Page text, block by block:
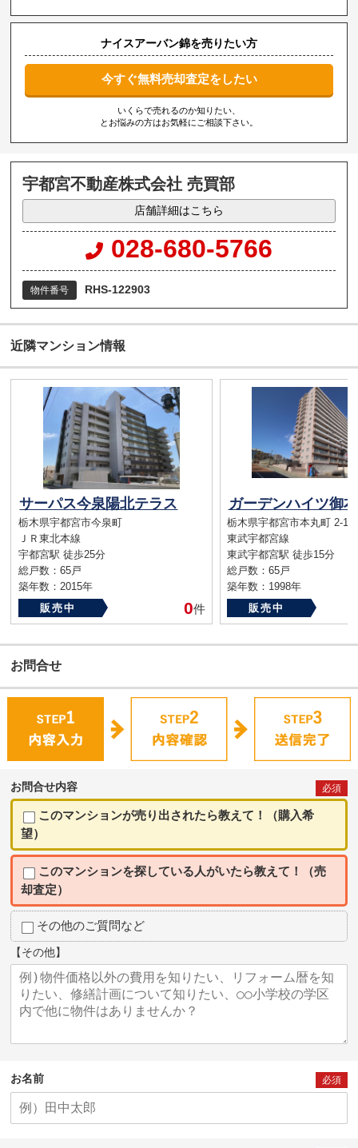
ナイスアーバン錦を売りたい方
今すぐ無料売却査定をしたい
いくらで売れるのか知りたい、
とお悩みの方はお気軽にご相談下さい。
宇都宮不動産株式会社 売買部
店舗詳細はこちら
028-680-5766
物件番号 RHS-122903
近隣マンション情報
サーパス今泉陽北テラス
栃木県宇都宮市今泉町
ＪＲ東北本線
宇都宮駅 徒歩25分
総戸数：65戸
築年数：2015年
販売中
0件
ガーデンハイツ御
栃木県宇都宮市本丸町 2-16
東武宇都宮線
東武宇都宮駅 徒歩15分
総戸数：65戸
築年数：1998年
販売中
お問合せ
お問合せ内容 必須
このマンションが売り出されたら教えて！（購入希
望）
このマンションを探している人がいたら教えて！（売
却査定）
その他のご質問など
【その他】
お名前 必須